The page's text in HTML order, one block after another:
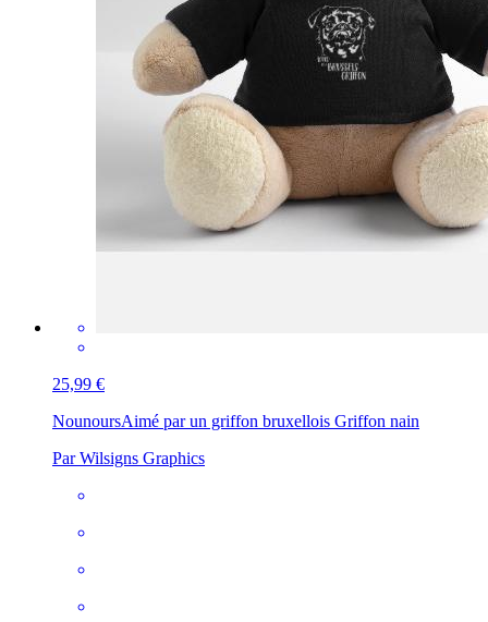
25,99 €
NounoursAimé par un griffon bruxellois Griffon nain
Par Wilsigns Graphics